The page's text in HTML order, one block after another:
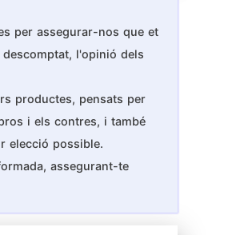
per assegurar-nos que et
l'opinió dels
productes, pensats per
i els contres, i també
elecció possible.
assegurant-te